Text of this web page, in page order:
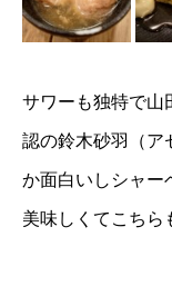
サワーも独特で山
認の鈴木砂羽（ア
か面白いしシャー
美味しくてこちら